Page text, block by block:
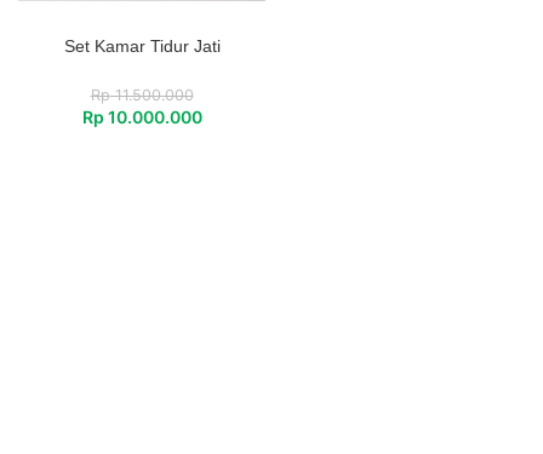
Set Kamar Tidur Jati
Rp11.500.000
Rp 10.000.000